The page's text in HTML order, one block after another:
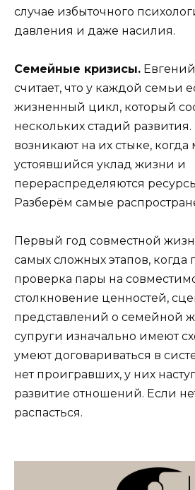
случае избыточного
давления и даже насилия.
Семейные кризисы.
считает, что у каждой семьи
жизненный цикл, который
нескольких стадий
возникают на их стыке, когда
устоявшийся уклад жизни и
перераспределяются
Разберём самые
Первый год совместной
самых сложных этапов, когда
проверка пары на
столкновение ценностей,
представлений о семейной
супруги изначально имеют
умеют договариваться в
нет проигравших, у них
развитие отношений. Если
распасться.